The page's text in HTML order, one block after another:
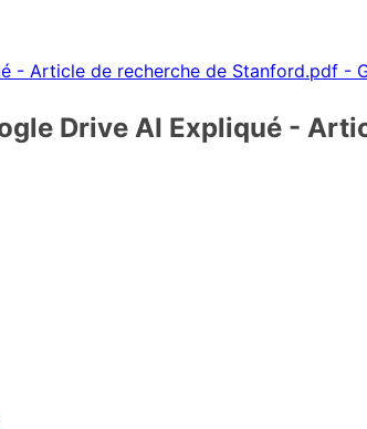
- Article de recherche de Stanford.pdf -
Drive AI Expliqué -